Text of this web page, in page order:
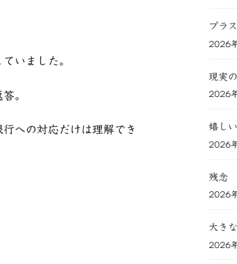
いました。
。
への対応だけは理解でき
プラ
2026
現実
2026
嬉し
2026
残念
2026
大き
2026